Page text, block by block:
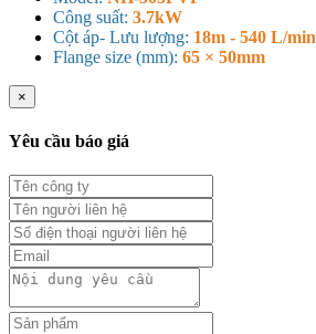
Công suất: 3.7kW
Cột áp- Lưu lượng: 18m - 540 L/min
Flange size (mm): 65 × 50mm
×
Yêu cầu báo giá